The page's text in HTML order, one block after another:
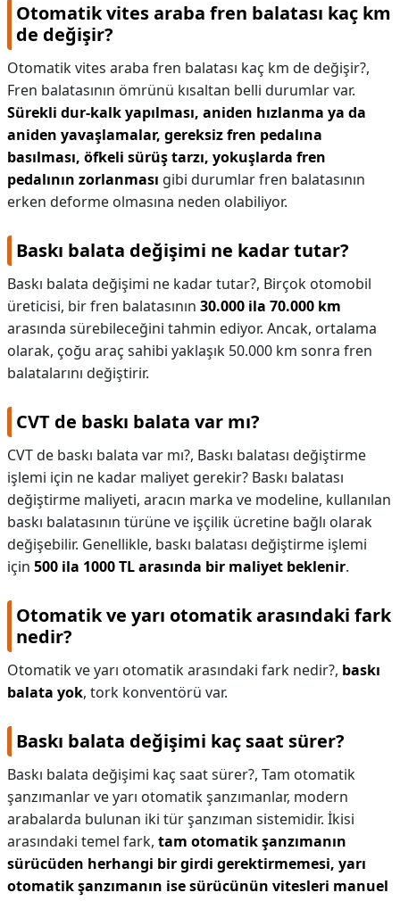
Otomatik vites araba fren balatası kaç km
de değişir?
Otomatik vites araba fren balatası kaç km de değişir?,
Fren balatasının ömrünü kısaltan belli durumlar var.
Sürekli dur-kalk yapılması, aniden hızlanma ya da
aniden yavaşlamalar, gereksiz fren pedalına
basılması, öfkeli sürüş tarzı, yokuşlarda fren
pedalının zorlanması gibi durumlar fren balatasının
erken deforme olmasına neden olabiliyor.
Baskı balata değişimi ne kadar tutar?
Baskı balata değişimi ne kadar tutar?, Birçok otomobil
üreticisi, bir fren balatasının 30.000 ila 70.000 km
arasında sürebileceğini tahmin ediyor. Ancak, ortalama
olarak, çoğu araç sahibi yaklaşık 50.000 km sonra fren
balatalarını değiştirir.
CVT de baskı balata var mı?
CVT de baskı balata var mı?, Baskı balatası değiştirme
işlemi için ne kadar maliyet gerekir? Baskı balatası
değiştirme maliyeti, aracın marka ve modeline, kullanılan
baskı balatasının türüne ve işçilik ücretine bağlı olarak
değişebilir. Genellikle, baskı balatası değiştirme işlemi
için 500 ila 1000 TL arasında bir maliyet beklenir.
Otomatik ve yarı otomatik arasındaki fark
nedir?
Otomatik ve yarı otomatik arasındaki fark nedir?, baskı
balata yok, tork konventörü var.
Baskı balata değişimi kaç saat sürer?
Baskı balata değişimi kaç saat sürer?, Tam otomatik
şanzımanlar ve yarı otomatik şanzımanlar, modern
arabalarda bulunan iki tür şanzıman sistemidir. İkisi
arasındaki temel fark, tam otomatik şanzımanın
sürücüden herhangi bir girdi gerektirmemesi, yarı
otomatik şanzımanın ise sürücünün vitesleri manuel